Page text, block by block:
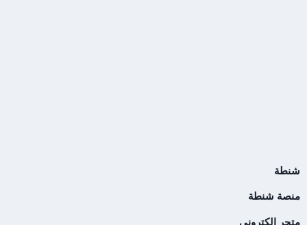
شنطة
منصة شنطة
متجر الكتروني